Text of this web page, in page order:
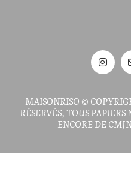
MAISONRISO ©
RÉSERVÉS, TOUS
ENCORE DE